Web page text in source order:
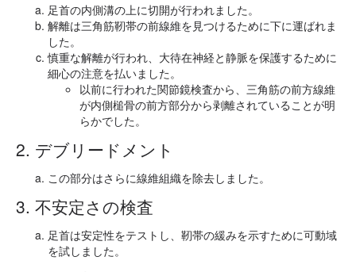
足首の内側溝の上に切開が行われました。
解離は三角筋靭帯の前線維を見つけるために下に運ばれま
した。
慎重な解離が行われ、大待在神経と静脈を保護するために
細心の注意を払いました。
以前に行われた関節鏡検査から、三角筋の前方線維
が内側槌骨の前方部分から剥離されていることが明
らかでした。
2. デブリードメント
この部分はさらに線維組織を除去しました。
3. 不安定さの検査
足首は安定性をテストし、靭帯の緩みを示すために可動域
を試しました。